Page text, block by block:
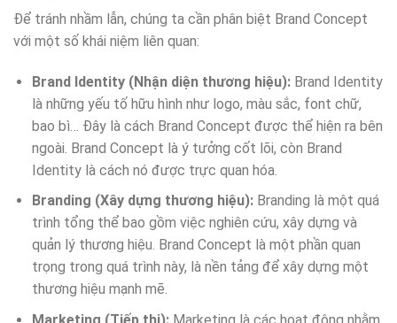
Để tránh nhầm lẫn, chúng ta cần phân biệt Brand Concept
với một số khái niệm liên quan:
Brand Identity (Nhận diện thương hiệu):Brand Identity
là những yếu tố hữu hình như logo, màu sắc, font chữ,
bao bì… Đây là cách Brand Concept được thể hiện ra bên
ngoài. Brand Concept là ý tưởng cốt lõi, còn Brand
Identity là cách nó được trực quan hóa.
Branding (Xây dựng thương hiệu):Branding là một quá
trình tổng thể bao gồm việc nghiên cứu, xây dựng và
quản lý thương hiệu. Brand Concept là một phần quan
trọng trong quá trình này, là nền tảng để xây dựng một
thương hiệu mạnh mẽ.